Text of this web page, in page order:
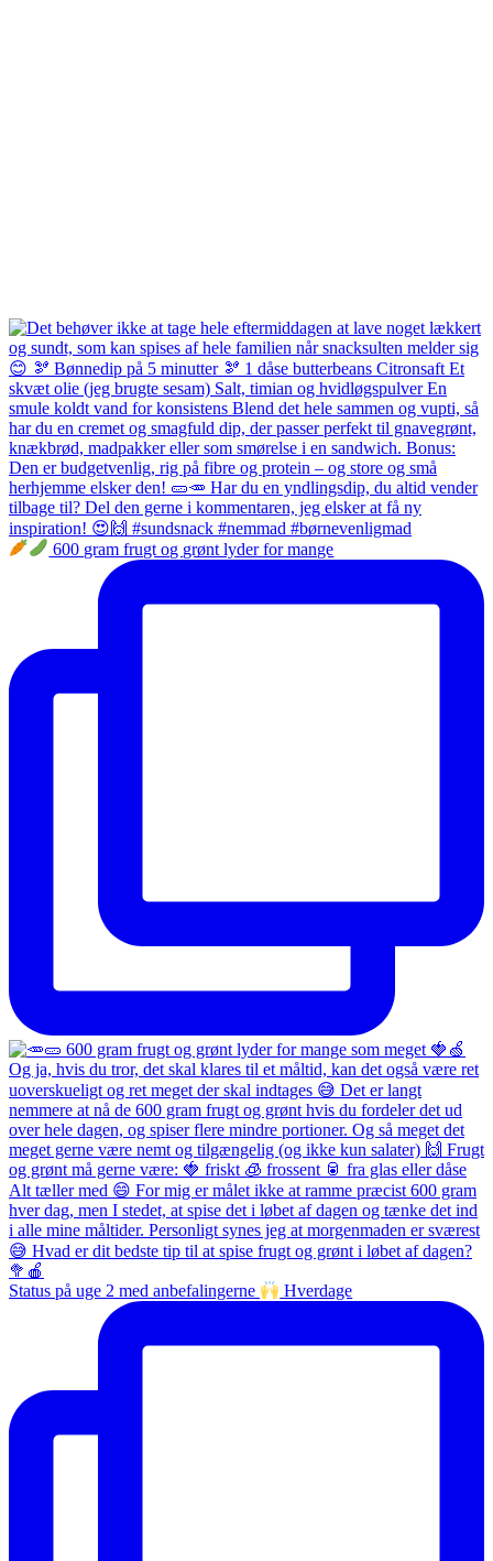
600 gram frugt og grønt lyder for mange
Status på uge 2 med anbefalingerne Hverdage